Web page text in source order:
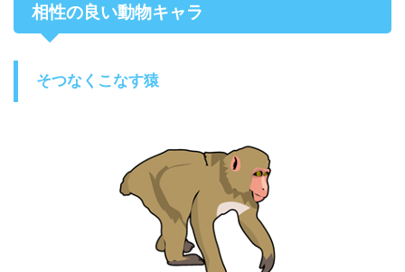
相性の良い動物キャラ
そつなくこなす猿